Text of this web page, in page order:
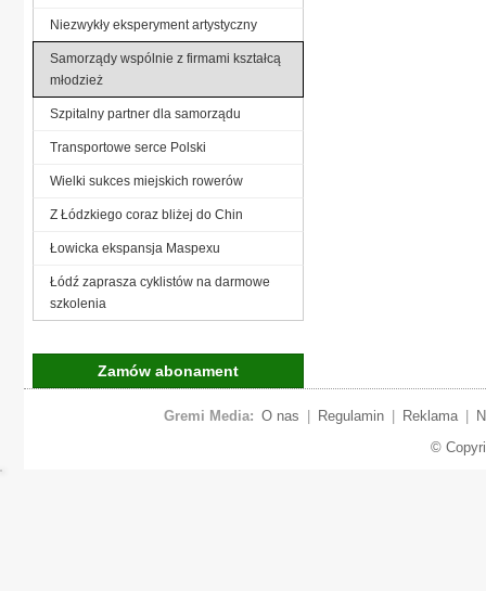
Niezwykły eksperyment artystyczny
Samorządy wspólnie z firmami kształcą
młodzież
Szpitalny partner dla samorządu
Transportowe serce Polski
Wielki sukces miejskich rowerów
Z Łódzkiego coraz bliżej do Chin
Łowicka ekspansja Maspexu
Łódź zaprasza cyklistów na darmowe
szkolenia
Zamów abonament
Gremi Media: O nas Regulamin Reklama
©